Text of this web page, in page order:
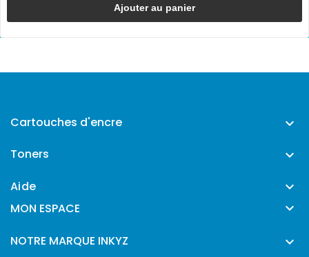
Ajouter au panier
Cartouches d'encre 
Toners 
Aide 
MON ESPACE 
NOTRE MARQUE INKYZ 